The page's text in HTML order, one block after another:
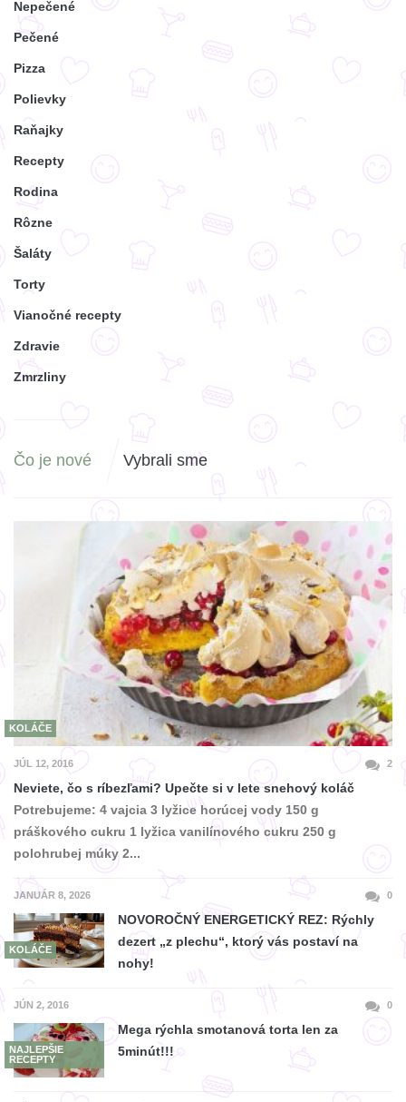
Nepečené
Pečené
Pizza
Polievky
Raňajky
Recepty
Rodina
Rôzne
Šaláty
Torty
Vianočné recepty
Zdravie
Zmrzliny
Čo je nové Vybrali sme
KOLÁČE
JÚL 12, 2016 2
Neviete, čo s ríbezľami? Upečte si v lete snehový koláč
Potrebujeme: 4 vajcia 3 lyžice horúcej vody 150 g
práškového cukru 1 lyžica vanilínového cukru 250 g
polohrubej múky 2...
JANUÁR 8, 2026 0
KOLÁČE
NOVOROČNÝ ENERGETICKÝ REZ: Rýchly
dezert „z plechu“, ktorý vás postaví na
nohy!
JÚN 2, 2016 0
NAJLEPŠIE
RECEPTY
Mega rýchla smotanová torta len za
5minút!!!